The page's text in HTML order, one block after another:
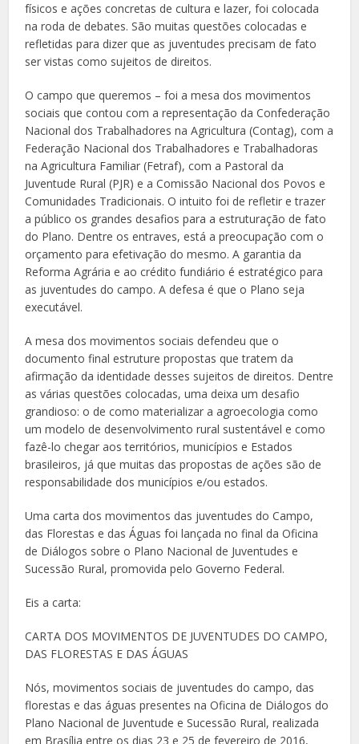
físicos e ações concretas de cultura e lazer, foi colocada
na roda de debates. São muitas questões colocadas e
refletidas para dizer que as juventudes precisam de fato
ser vistas como sujeitos de direitos.
O campo que queremos – foi a mesa dos movimentos
sociais que contou com a representação da Confederação
Nacional dos Trabalhadores na Agricultura (Contag), com a
Federação Nacional dos Trabalhadores e Trabalhadoras
na Agricultura Familiar (Fetraf), com a Pastoral da
Juventude Rural (PJR) e a Comissão Nacional dos Povos e
Comunidades Tradicionais. O intuito foi de refletir e trazer
a público os grandes desafios para a estruturação de fato
do Plano. Dentre os entraves, está a preocupação com o
orçamento para efetivação do mesmo. A garantia da
Reforma Agrária e ao crédito fundiário é estratégico para
as juventudes do campo. A defesa é que o Plano seja
executável.
A mesa dos movimentos sociais defendeu que o
documento final estruture propostas que tratem da
afirmação da identidade desses sujeitos de direitos. Dentre
as várias questões colocadas, uma deixa um desafio
grandioso: o de como materializar a agroecologia como
um modelo de desenvolvimento rural sustentável e como
fazê-lo chegar aos territórios, municípios e Estados
brasileiros, já que muitas das propostas de ações são de
responsabilidade dos municípios e/ou estados.
Uma carta dos movimentos das juventudes do Campo,
das Florestas e das Águas foi lançada no final da Oficina
de Diálogos sobre o Plano Nacional de Juventudes e
Sucessão Rural, promovida pelo Governo Federal.
Eis a carta:
CARTA DOS MOVIMENTOS DE JUVENTUDES DO CAMPO,
DAS FLORESTAS E DAS ÁGUAS
Nós, movimentos sociais de juventudes do campo, das
florestas e das águas presentes na Oficina de Diálogos do
Plano Nacional de Juventude e Sucessão Rural, realizada
em Brasília entre os dias 23 e 25 de fevereiro de 2016,